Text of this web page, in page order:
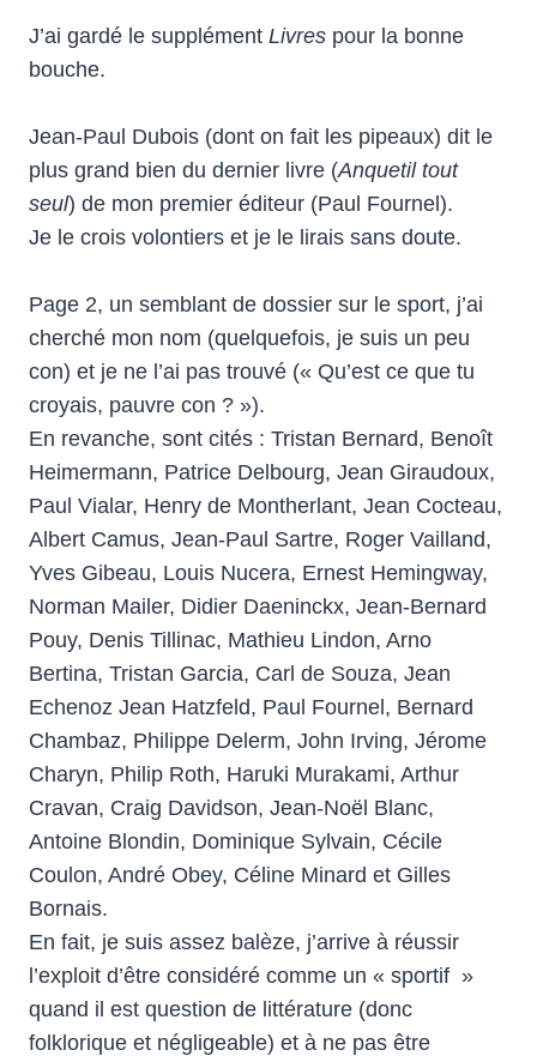
J’ai gardé le supplément Livres pour la bonne
bouche.
Jean-Paul Dubois (dont on fait les pipeaux) dit le
plus grand bien du dernier livre (Anquetil tout
seul) de mon premier éditeur (Paul Fournel).
Je le crois volontiers et je le lirais sans doute.
Page 2, un semblant de dossier sur le sport, j’ai
cherché mon nom (quelquefois, je suis un peu
con) et je ne l’ai pas trouvé (« Qu’est ce que tu
croyais, pauvre con ? »).
En revanche, sont cités : Tristan Bernard, Benoît
Heimermann, Patrice Delbourg, Jean Giraudoux,
Paul Vialar, Henry de Montherlant, Jean Cocteau,
Albert Camus, Jean-Paul Sartre, Roger Vailland,
Yves Gibeau, Louis Nucera, Ernest Hemingway,
Norman Mailer, Didier Daeninckx, Jean-Bernard
Pouy, Denis Tillinac, Mathieu Lindon, Arno
Bertina, Tristan Garcia, Carl de Souza, Jean
Echenoz Jean Hatzfeld, Paul Fournel, Bernard
Chambaz, Philippe Delerm, John Irving, Jérome
Charyn, Philip Roth, Haruki Murakami, Arthur
Cravan, Craig Davidson, Jean-Noël Blanc,
Antoine Blondin, Dominique Sylvain, Cécile
Coulon, André Obey, Céline Minard et Gilles
Bornais.
En fait, je suis assez balèze, j’arrive à réussir
l’exploit d’être considéré comme un « sportif »
quand il est question de littérature (donc
folklorique et négligeable) et à ne pas être